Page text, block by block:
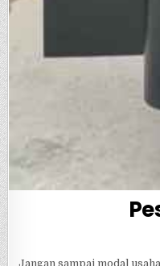
Jangan sampai modal